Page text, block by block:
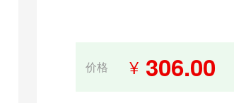
价格 ¥ 306.00